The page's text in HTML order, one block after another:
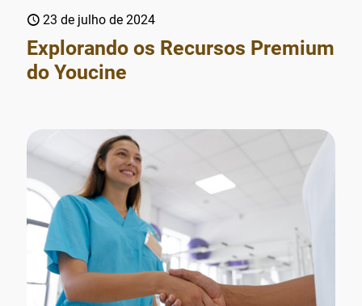
23 de julho de 2024
Explorando os Recursos Premium
do Youcine